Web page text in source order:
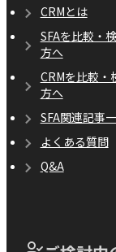
CRMとは
SFAを比較・
方へ
CRMを比較・
方へ
SFA関連記事
よくある質問
Q&A